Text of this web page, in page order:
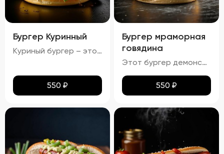
Бургер Куринный
Куриный бургер – это воплощение идеального сочетания вкуса и текстуры. Аккуратно уложенные слои создают аппетитный внешний вид, где золотисто-коричневая котлета соседствует с яркими красными помидорами, зелеными огурцами и белым салатом с легкими зеленоватыми оттенками. Булочка имеет привлекательную золотистую корочку, оставаясь мягкой внутри и хрустящей снаружи. Аромат свежего хлеба, курицы и пикантных соусов создает приятный букет, который дополняется сбалансированным вкусом: мягкая куриная котлета, освежающие овощи и насыщенный вкус соусов делают каждый укус незабываемым.
550 ₽
Бургер мраморная
говядина
Этот бургер демонстрирует идеальное сочетание вкуса и текстуры. Котлета обладает насыщенным вкусом, овощи обеспечивают свежесть и хрусткость, а сыр добавляет сливочную мягкость. Булочка имеет золотистый оттенок и хрустящую корочку, создавая ощущение комфорта и удовольствия. Соусы придают блюду дополнительные оттенки вкуса, а булочка поддерживает баланс между мягкостью и хрусткостью.
550 ₽